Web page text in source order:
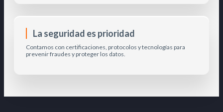
La seguridad es prioridad
Contamos con certificaciones, protocolos y tecnologías para
prevenir fraudes y proteger los datos.